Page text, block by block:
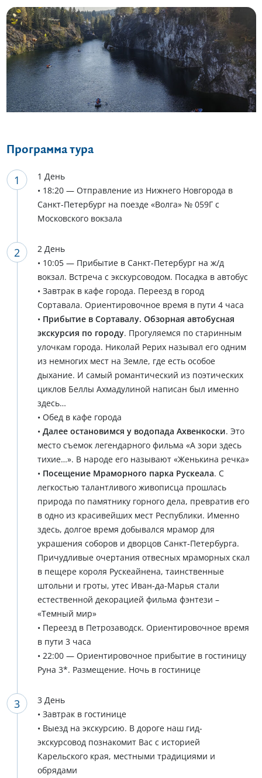
Программа тура
1 День
• 18:20 — Отправление из Нижнего Новгорода в
Санкт-Петербург на поезде «Волга» № 059Г с
Московского вокзала
2 День
• 10:05 — Прибытие в Санкт-Петербург на ж/д
вокзал. Встреча с экскурсоводом. Посадка в автобус
• Завтрак в кафе города. Переезд в город
Сортавала. Ориентировочное время в пути 4 часа
• Прибытие в Сортавалу. Обзорная автобусная
экскурсия по городу. Прогуляемся по старинным
улочкам города. Николай Рерих называл его одним
из немногих мест на Земле, где есть особое
дыхание. И самый романтический из поэтических
циклов Беллы Ахмадулиной написан был именно
здесь…
• Обед в кафе города
• Далее остановимся у водопада Ахвенкоски. Это
место съемок легендарного фильма «А зори здесь
тихие…». В народе его называют «Женькина речка»
• Посещение Мраморного парка Рускеала. С
легкостью талантливого живописца прошлась
природа по памятнику горного дела, превратив его
в одно из красивейших мест Республики. Именно
здесь, долгое время добывался мрамор для
украшения соборов и дворцов Санкт-Петербурга.
Причудливые очертания отвесных мраморных скал
в пещере короля Рускеайнена, таинственные
штольни и гроты, утес Иван-да-Марья стали
естественной декорацией фильма фэнтези –
«Темный мир»
• Переезд в Петрозаводск. Ориентировочное время
в пути 3 часа
• 22:00 — Ориентировочное прибытие в гостиницу
Руна 3*. Размещение. Ночь в гостинице
3 День
• Завтрак в гостинице
• Выезд на экскурсию. В дороге наш гид-
экскурсовод познакомит Вас с историей
Карельского края, местными традициями и
обрядами